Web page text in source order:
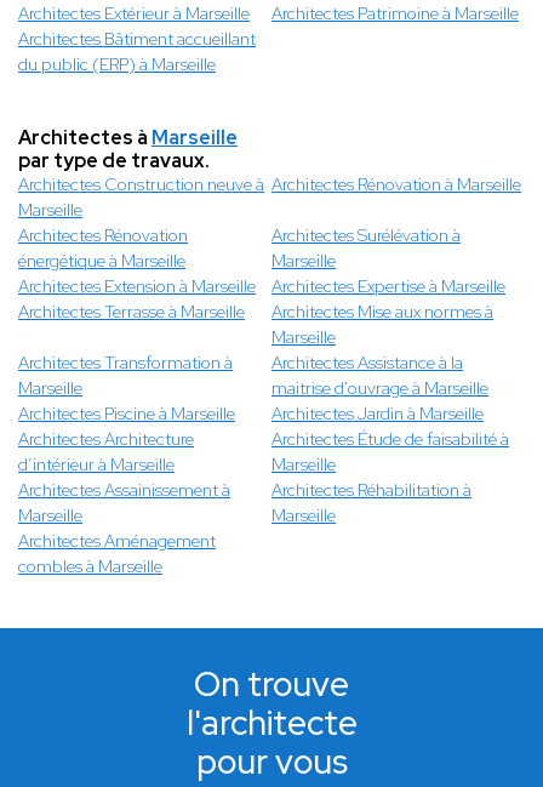
Architectes Extérieur à Marseille
Architectes Patrimoine à Marseille
Architectes Bâtiment accueillant
du public (ERP) à Marseille
Architectes à Marseille
par type de travaux.
Architectes Construction neuve à
Marseille
Architectes Rénovation à Marseille
Architectes Rénovation
énergétique à Marseille
Architectes Surélévation à
Marseille
Architectes Extension à Marseille
Architectes Expertise à Marseille
Architectes Terrasse à Marseille
Architectes Mise aux normes à
Marseille
Architectes Transformation à
Marseille
Architectes Assistance à la
maitrise d'ouvrage à Marseille
Architectes Piscine à Marseille
Architectes Jardin à Marseille
Architectes Architecture
d’intérieur à Marseille
Architectes Étude de faisabilité à
Marseille
Architectes Assainissement à
Marseille
Architectes Réhabilitation à
Marseille
Architectes Aménagement
combles à Marseille
On trouve
l'architecte
pour vous